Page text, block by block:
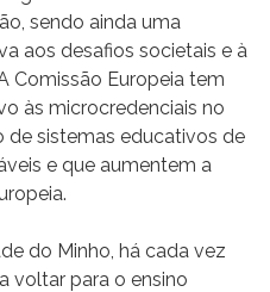
sendo ainda uma
aos desafios societais e à
Comissão Europeia tem
às microcredenciais no
sistemas educativos de
e que aumentem a
do Minho, há cada vez
voltar para o ensino